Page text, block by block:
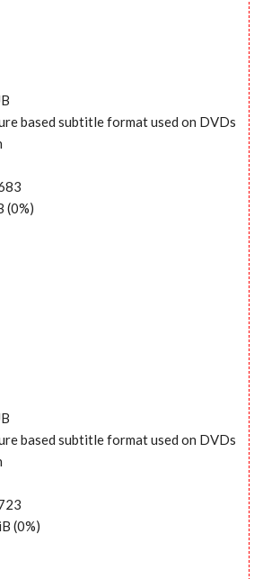
based subtitle format used on DVDs
(0%)
based subtitle format used on DVDs
(0%)